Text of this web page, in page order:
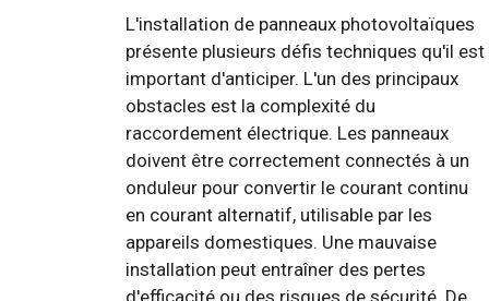
L'installation de panneaux photovoltaïques
présente plusieurs défis techniques qu'il est
important d'anticiper. L'un des principaux
obstacles est la complexité du
raccordement électrique. Les panneaux
doivent être correctement connectés à un
onduleur pour convertir le courant continu
en courant alternatif, utilisable par les
appareils domestiques. Une mauvaise
installation peut entraîner des pertes